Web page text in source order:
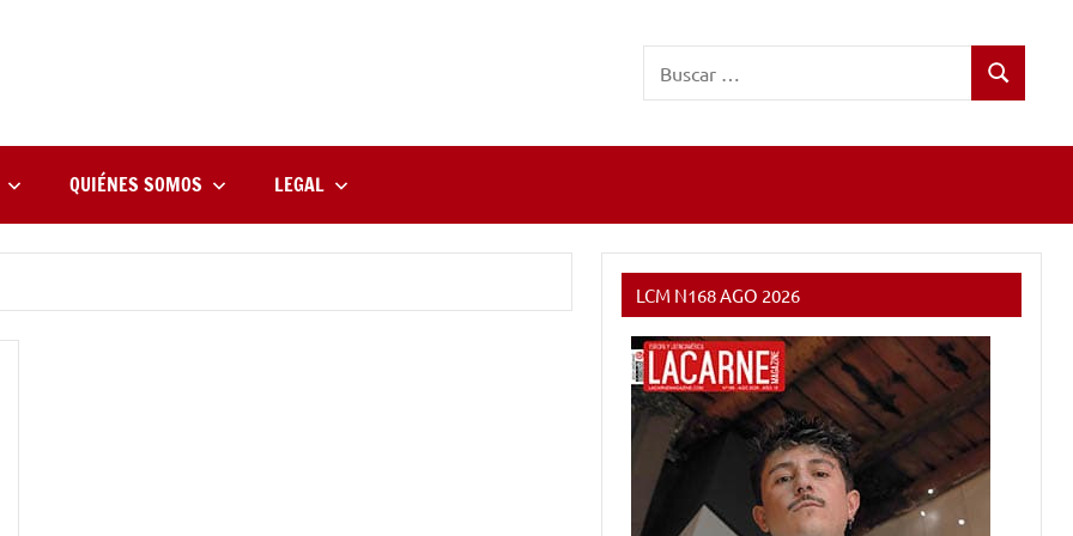
Buscar
QUIÉNES SOMOS LEGAL
LCM N168 AGO 2026